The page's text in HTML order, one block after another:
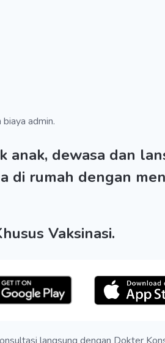
admin.
anak, dewasa dan
di rumah dengan
Vaksinasi.